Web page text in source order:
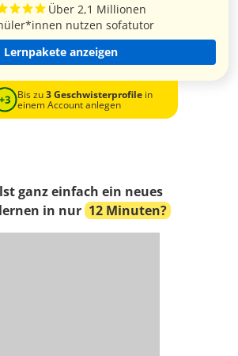
Über 2,1 Millionen
nutzen sofatutor
Lernpakete anzeigen
Bis zu3 Geschwisterprofilein
einem Account anlegen
ganz einfach ein neues
in nur 12 Minuten?